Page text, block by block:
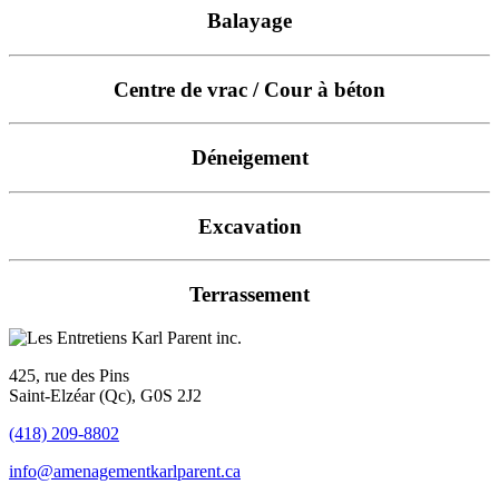
Balayage
Centre de vrac / Cour à béton
Déneigement
Excavation
Terrassement
425, rue des Pins
Saint-Elzéar (Qc), G0S 2J2
(418) 209-8802
info@amenagementkarlparent.ca